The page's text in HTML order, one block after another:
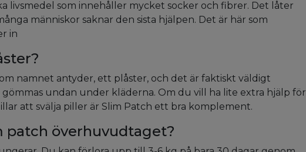
livsmedel som innehåller mycket socker och fibrer. Det låter
människor saknar den sista hjälpen. Det är här som
in
namnet antyder, ett plåster, och det är faktiskt väldigt
undan under kläderna. Om du vill ha lite extra hjälp för
att svälja piller är Slim Patch ett bra komplement.
patch överhuvudtaget?